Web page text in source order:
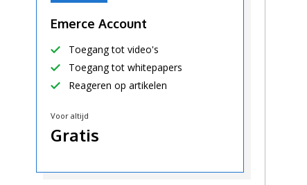
Emerce Account
Toegang tot video's
Toegang tot whitepapers
Reageren op artikelen
Voor altijd
Gratis